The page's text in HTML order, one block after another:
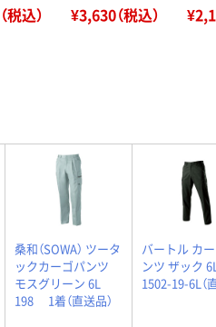
込） ¥3,630（税込）
桑和（SOWA） ツータ
ックカーゴパンツ
モスグリーン 6L
198 1着（直送品）
バートル カ
ンツ ザック
1502-19-6L（